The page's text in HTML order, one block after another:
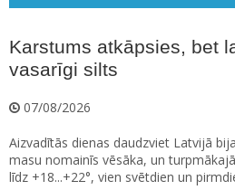
Karstums atkāpsies, bet
vasarīgi silts
07/08/2026
Aizvadītās dienas daudzviet Latvijā
masu nomainīs vēsāka, un
līdz +18...+22°, vien svētdien un